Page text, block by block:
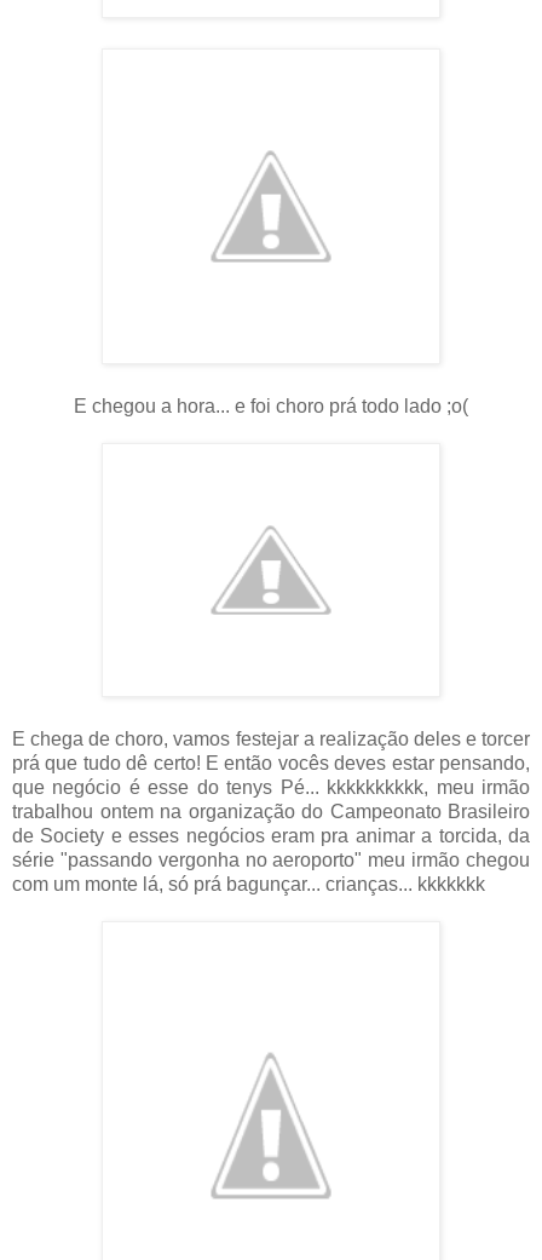
E chegou a hora... e foi choro prá todo lado ;o(
E chega de choro, vamos festejar a realização deles e torcer
prá que tudo dê certo! E então vocês deves estar pensando,
que negócio é esse do tenys Pé... kkkkkkkkkk, meu irmão
trabalhou ontem na organização do Campeonato Brasileiro
de Society e esses negócios eram pra animar a torcida, da
série "passando vergonha no aeroporto" meu irmão chegou
com um monte lá, só prá bagunçar... crianças... kkkkkkk